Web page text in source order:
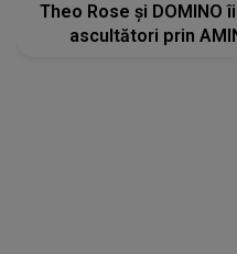
Theo Rose și DOMINO
ascultători prin